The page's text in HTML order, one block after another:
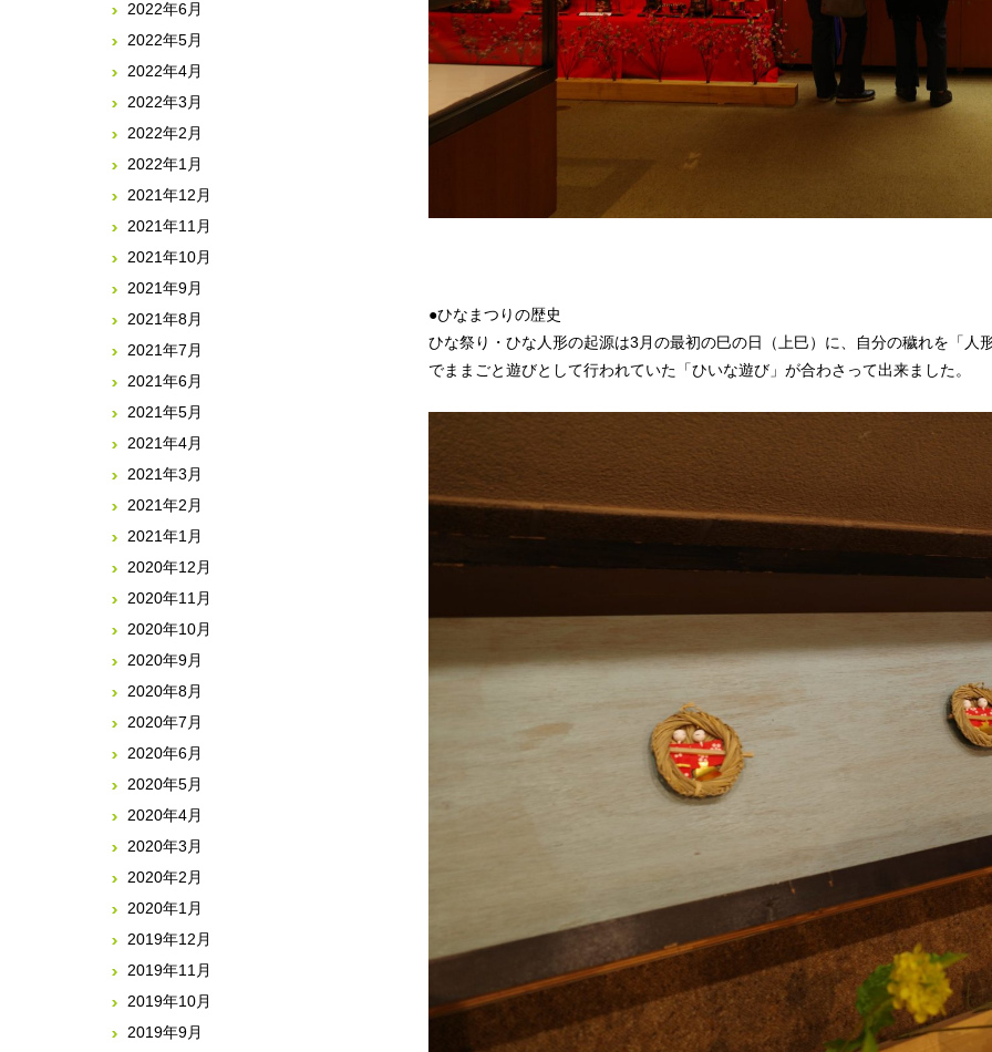
●ひなまつりの歴史
ひな祭り・ひな人形の起源は3月の最初の巳の日（上巳）に、自分の穢れを「
でままごと遊びとして行われていた「ひいな遊び」が合わさって出来ました。
2022年6月
2022年5月
2022年4月
2022年3月
2022年2月
2022年1月
2021年12月
2021年11月
2021年10月
2021年9月
2021年8月
2021年7月
2021年6月
2021年5月
2021年4月
2021年3月
2021年2月
2021年1月
2020年12月
2020年11月
2020年10月
2020年9月
2020年8月
2020年7月
2020年6月
2020年5月
2020年4月
2020年3月
2020年2月
2020年1月
2019年12月
2019年11月
2019年10月
2019年9月